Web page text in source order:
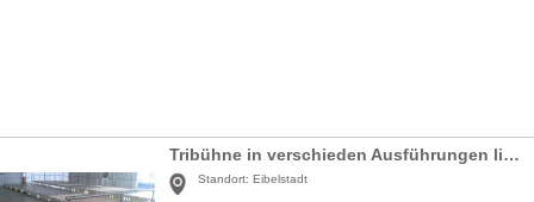
Tribühne in verschieden Ausführungen lieferbar
Standort: Eibelstadt